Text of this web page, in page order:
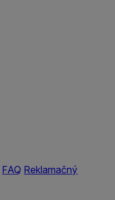
FAQ Reklamačný